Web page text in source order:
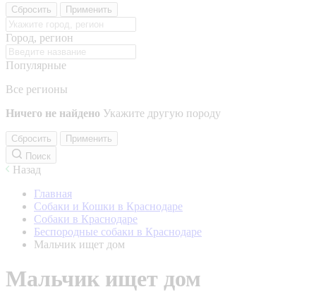
Сбросить Применить
Город, регион
Популярные
Все регионы
Ничего не найдено Укажите другую породу
Сбросить
Применить
Поиск
Назад
Главная
Собаки и Кошки в Краснодаре
Собаки в Краснодаре
Беспородные собаки в Краснодаре
Мальчик ищет дом
Мальчик ищет дом